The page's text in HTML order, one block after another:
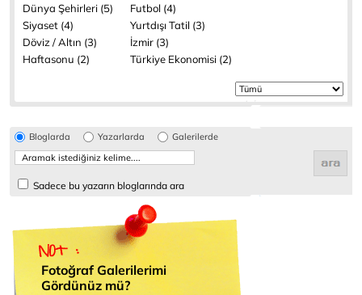
Dünya Şehirleri (5)
Futbol (4)
Siyaset (4)
Yurtdışı Tatil (3)
Döviz / Altın (3)
İzmir (3)
Haftasonu (2)
Türkiye Ekonomisi (2)
Bloglarda Yazarlarda Galerilerde
Sadece bu yazarın bloglarında ara
Fotoğraf Galerilerimi
Gördünüz mü?